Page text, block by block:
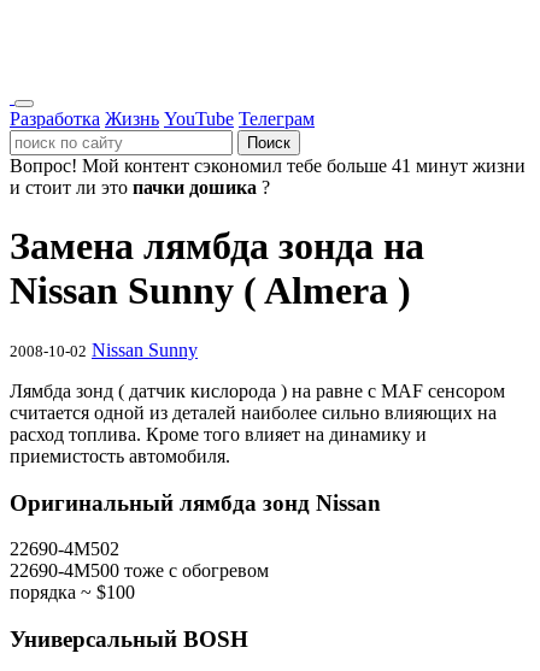
Разработка Жизнь YouTube Телеграм
Поиск
Вопрос! Мой контент сэкономил тебе больше 41 минут жизни
и стоит ли это пачки дошика ?
Замена лямбда зонда на
Nissan Sunny ( Almera )
2008-10-02 Nissan Sunny
Лямбда зонд ( датчик кислорода ) на равне с MAF сенсором
считается одной из деталей наиболее сильно влияющих на
расход топлива. Кроме того влияет на динамику и
приемистость автомобиля.
Оригинальный лямбда зонд Nissan
22690-4M502
22690-4M500 тоже с обогревом
порядка ~ $100
Универсальный BOSH